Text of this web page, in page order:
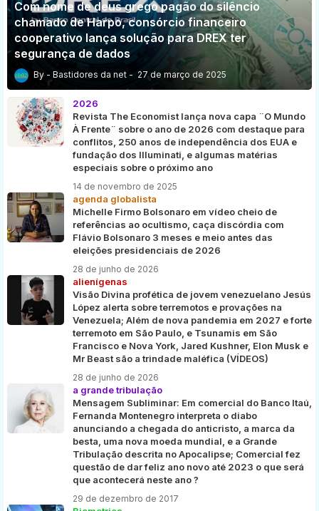
Com nome de deus grego pagão do silêncio
chamado de Harpo, consórcio financeiro
cooperativo lança solução para DREX ter
segurança de dados
Bastidores da net 27 de março de 2025
2026
Revista The Economist lança nova capa ¨O Mundo
À Frente¨ sobre o ano de 2026 com destaque para
conflitos, 250 anos de independência dos EUA e
fundação dos Illuminati, e algumas matérias
especiais sobre o próximo ano
14 de novembro de 2025
agenda globalista
Michelle Firmo Bolsonaro em vídeo cheio de
referências ao ocultismo, caça discórdia com
Flávio Bolsonaro 3 meses e meio antes das
eleições presidenciais de 2026
28 de junho de 2026
alienígenas
Visão Divina profética de jovem venezuelano Jesús
López alerta sobre terremotos e provações na
Venezuela; Além de nova pandemia em 2027 e forte
terremoto em São Paulo, e Tsunamis em São
Francisco e Nova York, Jared Kushner, Elon Musk e
Mr Beast são a trindade maléfica (VÍDEOS)
28 de junho de 2026
a grande tribulação
Mensagem Subliminar: Em comercial do Banco Itaú,
Fernanda Montenegro interpreta o diabo
anunciando a chegada do anticristo, a marca da
besta, uma nova moeda mundial, e a Grande
Tribulação descrita no Apocalipse; Comercial fez
questão de dar feliz ano novo até 2023 o que será
que acontecerá neste ano ?
29 de dezembro de 2017